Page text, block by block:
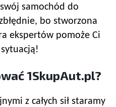
samochód do
bo stworzona
ekspertów pomoże Ci
1SkupAut.pl?
z całych sił staramy